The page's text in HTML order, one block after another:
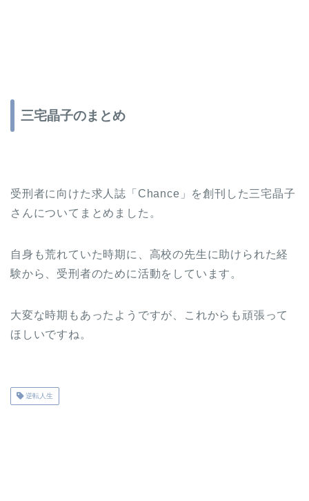
三宅晶子のまとめ
受刑者に向けた求人誌「Chance」を創刊した三宅晶子
さんについてまとめました。
自身も荒れていた時期に、高校の先生に助けられた経
験から、受刑者のために活動をしています。
大変な時期もあったようですが、これからも頑張って
ほしいですね。
逆転人生